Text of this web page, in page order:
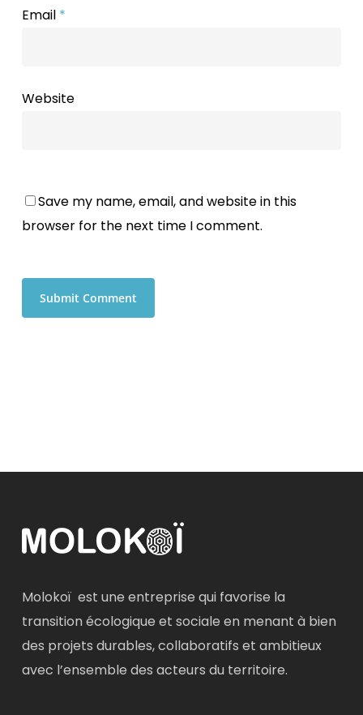
Email *
Website
Save my name, email, and website in this
browser for the next time I comment.
Molokoï est une entreprise qui favorise la
transition écologique et sociale en menant à bien
des projets durables, collaboratifs et ambitieux
avec l’ensemble des acteurs du territoire.